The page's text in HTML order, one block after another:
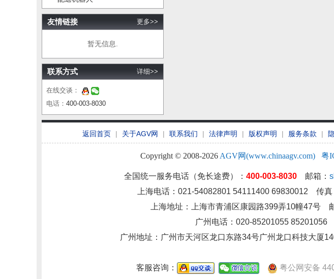
友情链接 更多>>
暂无信息.
联系方式 详细>>
在线交谈：
电话： 400-003-8030
返回首页 | 关于AGV网 | 联系我们 | 法律声明 | 版权声明 | 服务条款 |
Copyright © 2008-2026 AGV网(www.chinaagv.com) 粤
全国统一服务电话（免长途费）： 400-003-8030邮箱：
上海电话：021-54082801 54111400 69830012 传
上海地址：上海市青浦区康园路399弄10幢47号
广州电话：020-85201055 85201056
广州地址： 广州市天河区龙口东路34号广州龙口科技大厦
客服咨询： 粤公网安备